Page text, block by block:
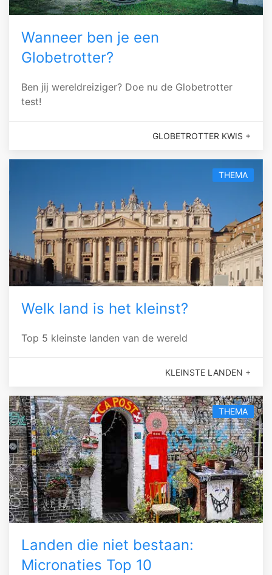
Wanneer ben je een
Globetrotter?
Ben jij wereldreiziger? Doe nu de Globetrotter
test!
GLOBETROTTER KWIS +
THEMA
Welk land is het kleinst?
Top 5 kleinste landen van de wereld
KLEINSTE LANDEN +
THEMA
Landen die niet bestaan:
Micronaties Top 10